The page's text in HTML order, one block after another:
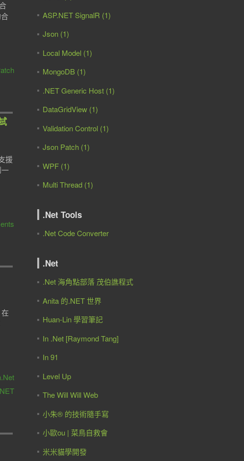
援
在
ASP.NET SignalR (1)
Json (1)
Local Model (1)
MongoDB (1)
.NET Generic Host (1)
DataGridView (1)
Validation Control (1)
Json Patch (1)
WPF (1)
Multi Thread (1)
.Net Tools
.Net Code Converter
.Net
.Net 海角點部落 茂伯譙程式
Anita 的.NET 世界
Huan-Lin 學習筆記
In .Net [Raymond Tang]
In 91
Level Up
The Will Will Web
小朱® 的技術隨手寫
小歐ou | 菜鳥自救會
米米貓學開發